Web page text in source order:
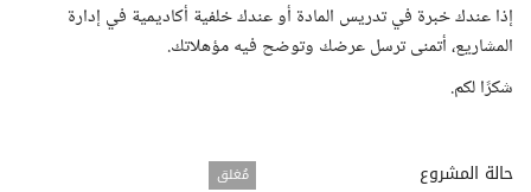
إذا عندك خبرة في تدريس المادة أو عندك خلفية أكاديمية في إدارة
المشاريع، أتمنى ترسل عرضك وتوضح فيه مؤهلاتك.
شكرًا لكم.
حالة المشروع مُغلق